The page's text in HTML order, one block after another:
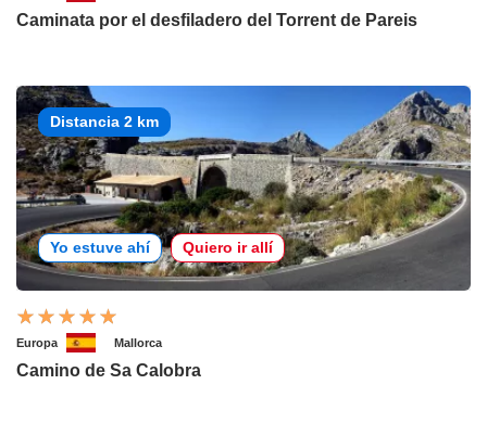
Caminata por el desfiladero del Torrent de Pareis
Distancia 2 km
Yo estuve ahí Quiero ir allí
Europa Mallorca
Camino de Sa Calobra